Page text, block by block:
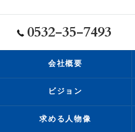
0532-35-7493
会社概要
ビジョン
求める人物像